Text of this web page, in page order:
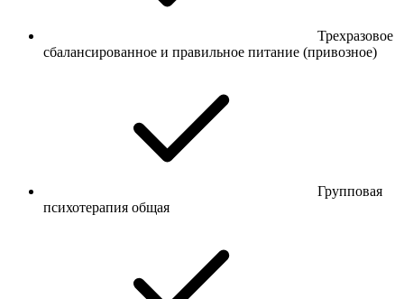
Трехразовое
сбалансированное и правильное питание (привозное)
Групповая
психотерапия общая